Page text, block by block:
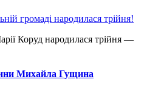
Коруд народилася трійня —
Михайла Гущина